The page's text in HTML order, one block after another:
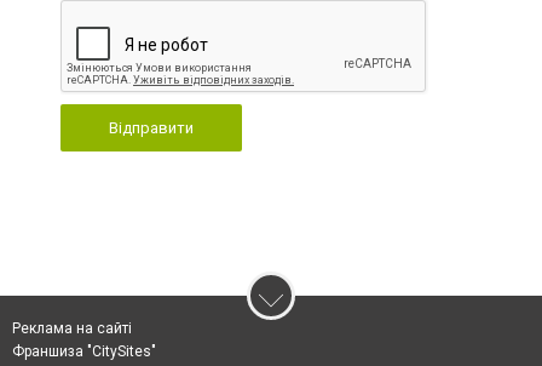
Відправити
Реклама на сайті
Франшиза "CitySites"